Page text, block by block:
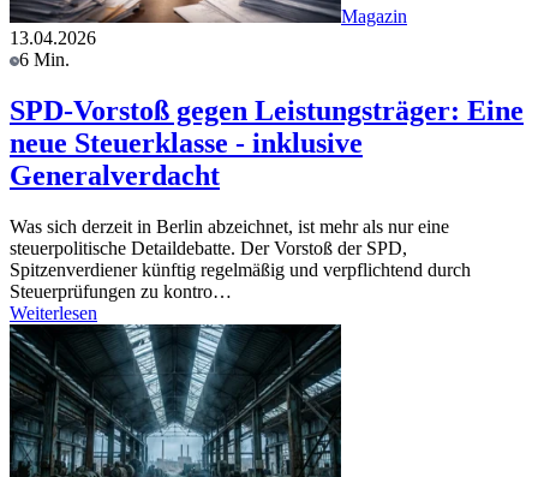
Magazin
13.04.2026
6 Min.
SPD-Vorstoß gegen Leistungsträger: Eine
neue Steuerklasse - inklusive
Generalverdacht
Was sich derzeit in Berlin abzeichnet, ist mehr als nur eine
steuerpolitische Detaildebatte. Der Vorstoß der SPD,
Spitzenverdiener künftig regelmäßig und verpflichtend durch
Steuerprüfungen zu kontro…
Weiterlesen